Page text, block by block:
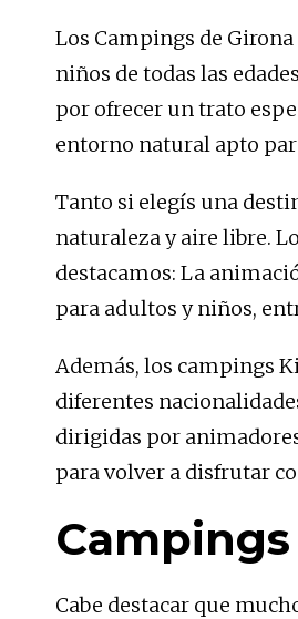
Los Campings de
niños de todas las
por ofrecer un trato
entorno natural apto
Tanto si elegís una
naturaleza y aire libre.
destacamos: La
para adultos y niños,
Además, los campings
diferentes
dirigidas por
para volver a disfrutar
Cabe destacar que